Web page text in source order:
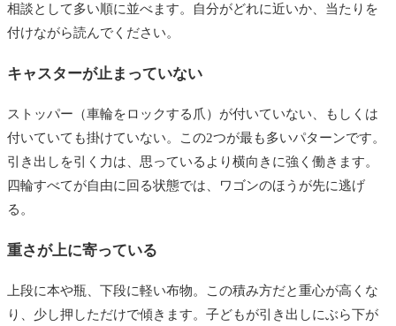
相談として多い順に並べます。自分がどれに近いか、当たりを
付けながら読んでください。
キャスターが止まっていない
ストッパー（車輪をロックする爪）が付いていない、もしくは
付いていても掛けていない。この2つが最も多いパターンです。
引き出しを引く力は、思っているより横向きに強く働きます。
四輪すべてが自由に回る状態では、ワゴンのほうが先に逃げ
る。
重さが上に寄っている
上段に本や瓶、下段に軽い布物。この積み方だと重心が高くな
り、少し押しただけで傾きます。子どもが引き出しにぶら下が